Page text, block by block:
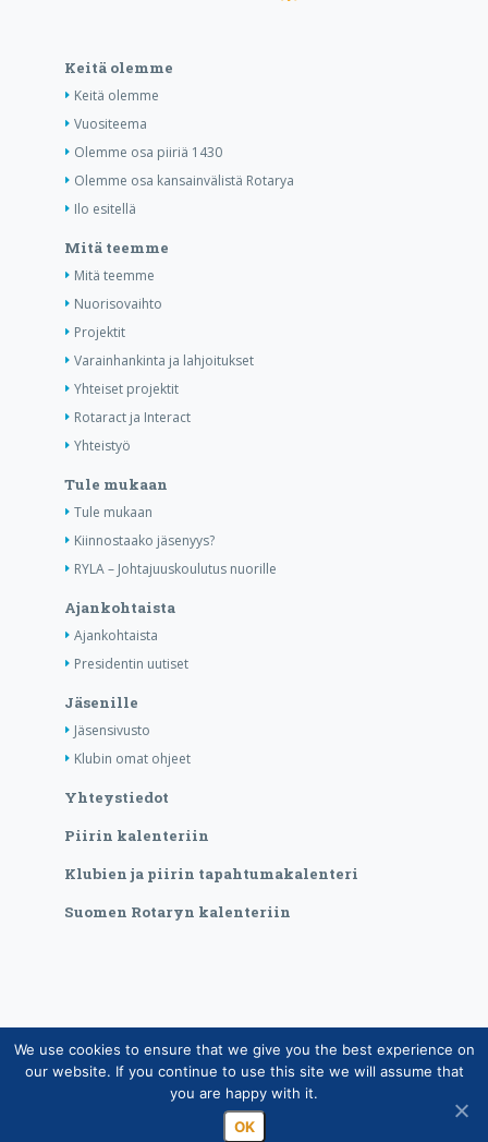
Keitä olemme
Keitä olemme
Vuositeema
Olemme osa piiriä 1430
Olemme osa kansainvälistä Rotarya
Ilo esitellä
Mitä teemme
Mitä teemme
Nuorisovaihto
Projektit
Varainhankinta ja lahjoitukset
Yhteiset projektit
Rotaract ja Interact
Yhteistyö
Tule mukaan
Tule mukaan
Kiinnostaako jäsenyys?
RYLA – Johtajuuskoulutus nuorille
Ajankohtaista
Ajankohtaista
Presidentin uutiset
Jäsenille
Jäsensivusto
Klubin omat ohjeet
Yhteystiedot
Piirin kalenteriin
Klubien ja piirin tapahtumakalenteri
Suomen Rotaryn kalenteriin
Copyright © Suomen Rotarypalvelu ry 2026 |
Jäsentietojärjestelmän tietosuojaseloste|Henkilötietojen
käsittely Rotarytoiminnassa
We use cookies to ensure that we give you the best experience on
our website. If you continue to use this site we will assume that
you are happy with it.
OK